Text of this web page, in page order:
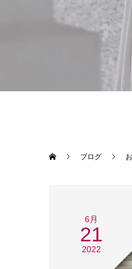
ブログ
6月
21
2022